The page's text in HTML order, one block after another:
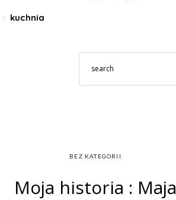
kuchnia
BEZ KATEGORII
Moja historia : Maja